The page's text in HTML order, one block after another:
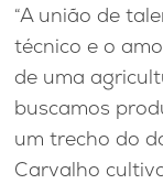
“A união de
técnico e o
de uma
buscamos
um trecho do
Carvalho